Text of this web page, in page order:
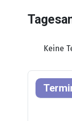
Keine